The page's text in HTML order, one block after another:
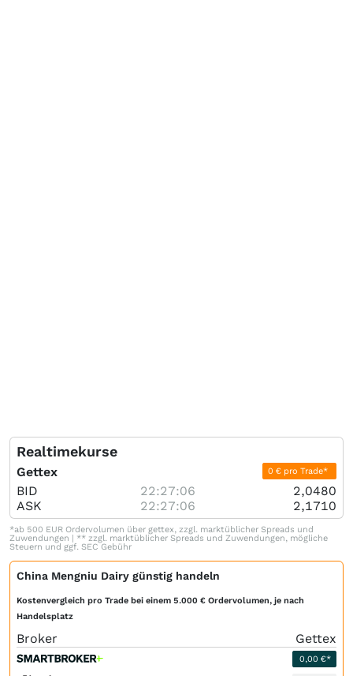
Realtimekurse
Gettex 0 € pro Trade*
BID 22:27:06
2,0480
ASK
22:27:06 2,1710
*ab 500 EUR Ordervolumen über gettex, zzgl. marktüblicher Spreads und
Zuwendungen | ** zzgl. marktüblicher Spreads und Zuwendungen, mögliche
Steuern und ggf. SEC Gebühr
China Mengniu Dairy günstig handeln
Kostenvergleich pro Trade bei einem 5.000 € Ordervolumen, je nach
Handelsplatz
Broker Gettex
0,00 €*